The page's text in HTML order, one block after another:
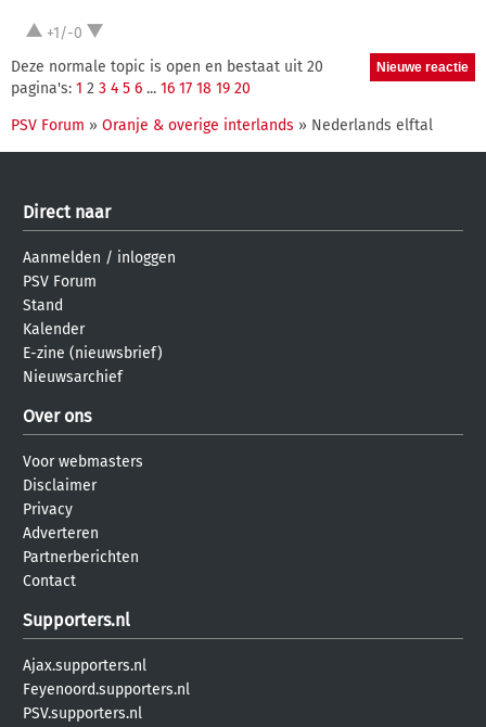
+1/-0
Deze normale topic is open en bestaat uit 20
pagina's: 1 2 3 4 5 6 ... 16 17 18 19 20
PSV Forum » Oranje & overige interlands » Nederlands elftal
Direct naar
Aanmelden / inloggen
PSV Forum
Stand
Kalender
E-zine (nieuwsbrief)
Nieuwsarchief
Over ons
Voor webmasters
Disclaimer
Privacy
Adverteren
Partnerberichten
Contact
Supporters.nl
Ajax.supporters.nl
Feyenoord.supporters.nl
PSV.supporters.nl